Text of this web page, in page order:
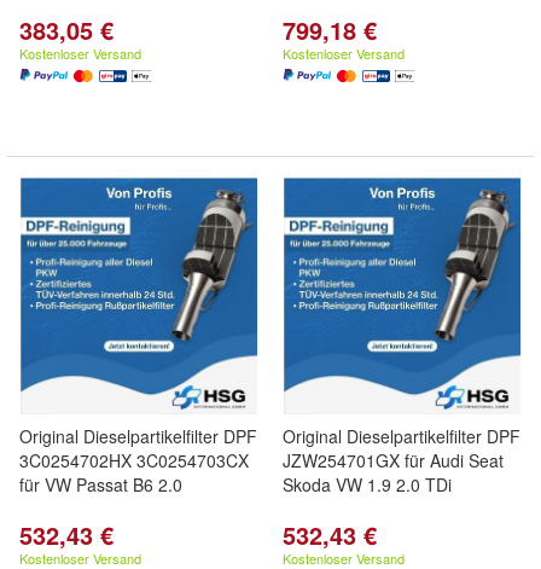
383,05 €
Kostenloser Versand
799,18 €
Kostenloser Versand
Original Dieselpartikelfilter DPF
3C0254702HX 3C0254703CX
für VW Passat B6 2.0
532,43 €
Kostenloser Versand
Original Dieselpartikelfilter DPF
JZW254701GX für Audi Seat
Skoda VW 1.9 2.0 TDi
532,43 €
Kostenloser Versand